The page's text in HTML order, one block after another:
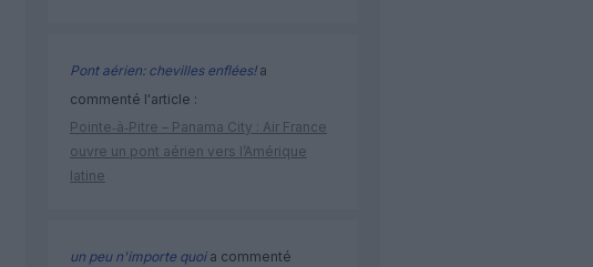
Pont aérien: chevilles enflées!a
commenté l'article :
Pointe‑à‑Pitre – Panama City : Air France
ouvre un pont aérien vers l’Amérique
latine
un peu n'importe quoia commenté